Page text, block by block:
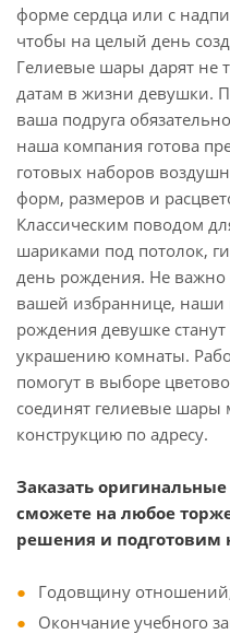
форме сердца или с
чтобы на целый день
Гелиевые шары дарят не
датам в жизни девушки.
ваша подруга
наша компания готова
готовых наборов
форм, размеров и
Классическим поводом
шариками под потолок,
день рождения. Не важно
вашей избраннице,
рождения девушке
украшению комнаты.
помогут в выборе
соединят гелиевые шары
конструкцию по адресу.
Заказать
сможете на любое
решения и
Годовщину
Окончание учебного